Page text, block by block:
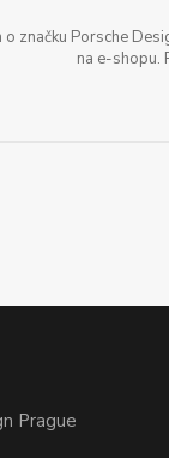
o značku Porsche
na e-shopu.
Prague